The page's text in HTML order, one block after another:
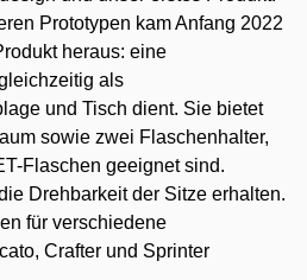
Prototypen kam Anfang 2022
heraus: eine
als
und Tisch dient. Sie bietet
sowie zwei Flaschenhalter,
Flaschen geeignet sind.
Drehbarkeit der Sitze erhalten.
für verschiedene
Crafter und Sprinter